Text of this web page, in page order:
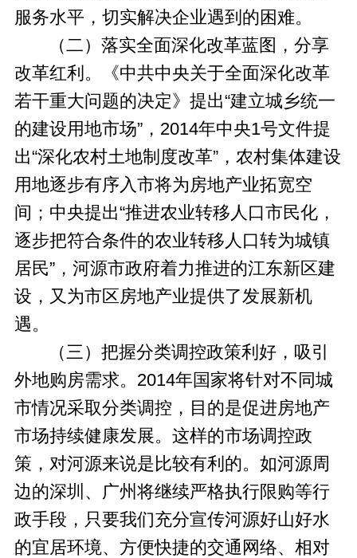
服务水平，切实解决企业遇到的困难。
（二）落实全面深化改革蓝图，分享
改革红利。《中共中央关于全面深化改革
若干重大问题的决定》提出“建立城乡统一
的建设用地市场”，2014年中央1号文件提
出“深化农村土地制度改革”，农村集体建设
用地逐步有序入市将为房地产业拓宽空
间；中央提出“推进农业转移人口市民化，
逐步把符合条件的农业转移人口转为城镇
居民”，河源市政府着力推进的江东新区建
设，又为市区房地产业提供了发展新机
遇。
（三）把握分类调控政策利好，吸引
外地购房需求。2014年国家将针对不同城
市情况采取分类调控，目的是促进房地产
市场持续健康发展。这样的市场调控政
策，对河源来说是比较有利的。如河源周
边的深圳、广州将继续严格执行限购等行
政手段，只要我们充分宣传河源好山好水
的宜居环境、方便快捷的交通网络、相对